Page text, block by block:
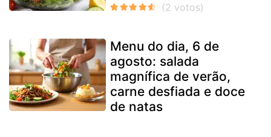
Menu do dia, 6 de
agosto: salada
magnífica de verão,
carne desfiada e doce
de natas